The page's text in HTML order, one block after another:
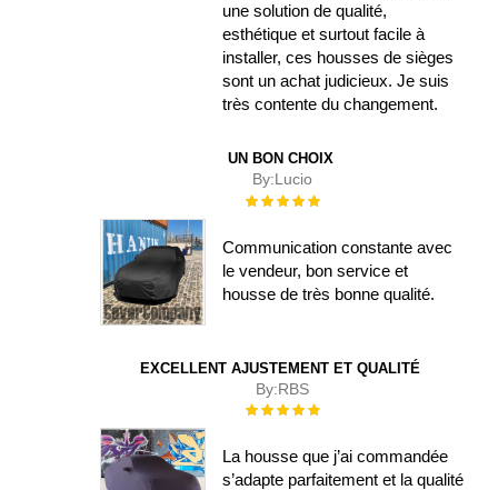
une solution de qualité,
esthétique et surtout facile à
installer, ces housses de sièges
sont un achat judicieux. Je suis
très contente du changement.
UN BON CHOIX
By:Lucio
Évaluation :
Communication constante avec
le vendeur, bon service et
housse de très bonne qualité.
EXCELLENT AJUSTEMENT ET QUALITÉ
By:RBS
Évaluation :
La housse que j’ai commandée
s’adapte parfaitement et la qualité